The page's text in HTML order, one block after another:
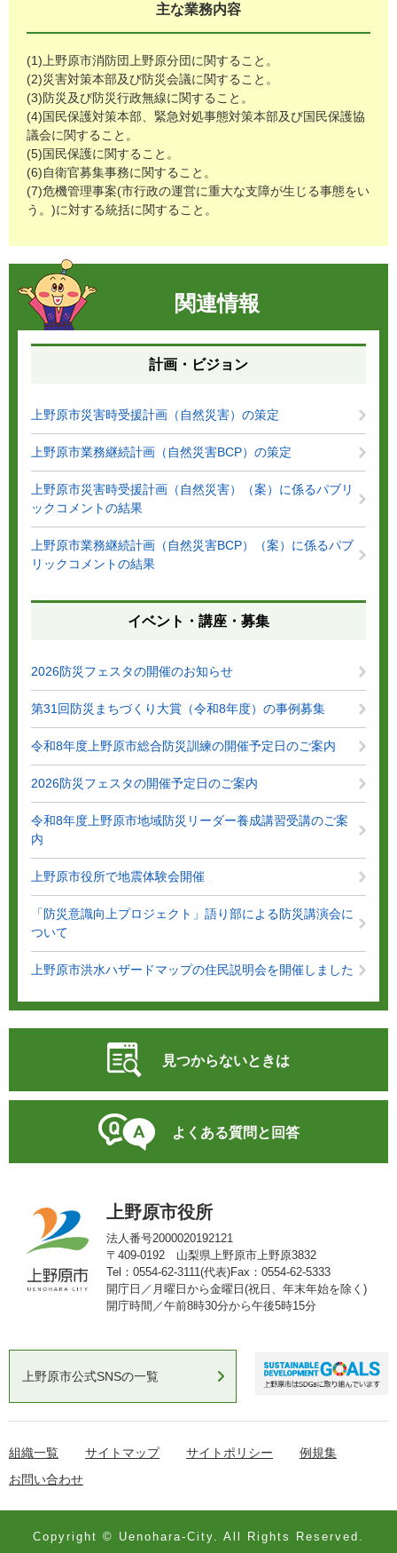
主な業務内容
(1)上野原市消防団上野原分団に関すること。
(2)災害対策本部及び防災会議に関すること。
(3)防災及び防災行政無線に関すること。
(4)国民保護対策本部、緊急対処事態対策本部及び国民保護協
議会に関すること。
(5)国民保護に関すること。
(6)自衛官募集事務に関すること。
(7)危機管理事案(市行政の運営に重大な支障が生じる事態をい
う。)に対する統括に関すること。
関連情報
計画・ビジョン
上野原市災害時受援計画（自然災害）の策定
上野原市業務継続計画（自然災害BCP）の策定
上野原市災害時受援計画（自然災害）（案）に係るパブリ
ックコメントの結果
上野原市業務継続計画（自然災害BCP）（案）に係るパブ
リックコメントの結果
イベント・講座・募集
2026防災フェスタの開催のお知らせ
第31回防災まちづくり大賞（令和8年度）の事例募集
令和8年度上野原市総合防災訓練の開催予定日のご案内
2026防災フェスタの開催予定日のご案内
令和8年度上野原市地域防災リーダー養成講習受講のご案
内
上野原市役所で地震体験会開催
「防災意識向上プロジェクト」語り部による防災講演会に
ついて
上野原市洪水ハザードマップの住民説明会を開催しました
見つからないときは
よくある質問と回答
上野原市役所
法人番号2000020192121
〒409-0192 山梨県上野原市上野原3832
Tel：0554-62-3111(代表)Fax：0554-62-5333
開庁日／月曜日から金曜日(祝日、年末年始を除く)
開庁時間／午前8時30分から午後5時15分
上野原市公式SNSの一覧
組織一覧 サイトマップ サイトポリシー
例規集
お問い合わせ
Copyright © Uenohara-City. All Rights Reserved.